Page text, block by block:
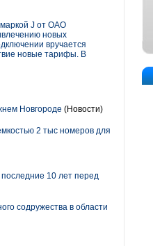
маркой J от ОАО
новых
вручается
новые тарифы. В
Новгороде (Новости)
2 тыс номеров для
10 лет перед
содружества в области